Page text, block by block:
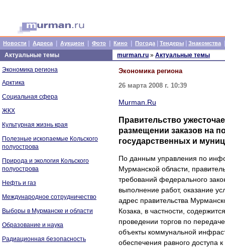
Новости Адреса Аукцион Фото Кино Погода Тендеры Знакомства
Актуальные темы
Экономика региона
Арктика
Социальная сфера
ЖКХ
Культурная жизнь края
Полезные ископаемые Кольского
полуострова
Природа и экология Кольского
полуострова
Нефть и газ
Международное сотрудничество
Выборы в Мурманске и области
Образование и наука
Радиационная безопасность
murman.ru » Актуальные темы
Экономика региона
26 марта 2008 г. 10:39
Murman.Ru
Правительство
размещении заказов на
государственных и
По данным управления по
Мурманской области,
требований федерального
выполнение работ, оказание
адрес правительства
Козака, в частности,
проведении торгов по
объекты коммунальной
обеспечения равного доступа